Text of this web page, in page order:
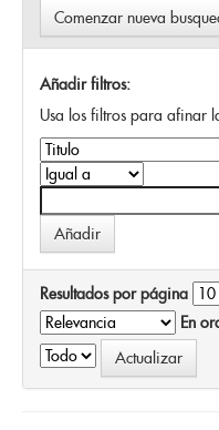
Comenzar nueva
Añadir filtros:
Usa los filtros para afinar
Resultados por página
En